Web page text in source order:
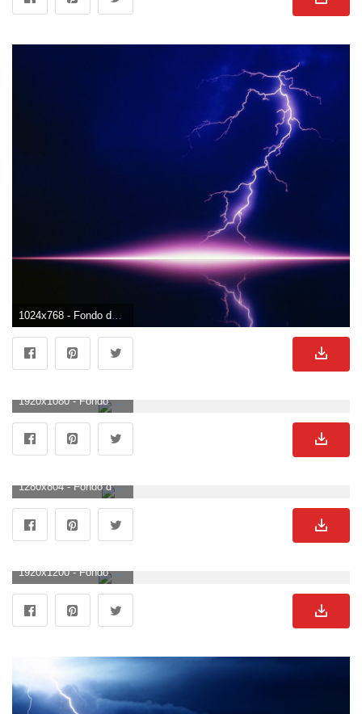
1920x1080 - Fondo de pantalla de 1920x1080. Imágen HD 1080p de truenos.
1280x804 - Fondo de pantalla de 1280x804. Fondo de pantalla de truenos.
1920x1200 - Fondo de pantalla de 1920x1200. Wallpaper de truenos.